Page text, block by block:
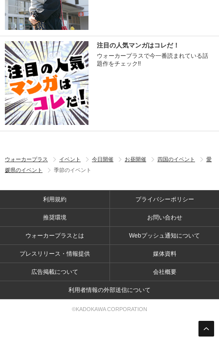
注目の人気マンガはコレだ！
ウォーカープラスで今一番読まれている話
題作をチェック!!
ウォーカープラス イベント 今日開催 お昼開催 四国のイベント
愛
媛県のイベント
季節のイベント
利用規約 プライバシーポリシー
推奨環境 お問い合わせ
ウォーカープラスとは Webプッシュ通知について
プレスリリース・情報提供 媒体資料
広告掲載について 会社概要
利用者情報の外部送信について
©KADOKAWA CORPORATION